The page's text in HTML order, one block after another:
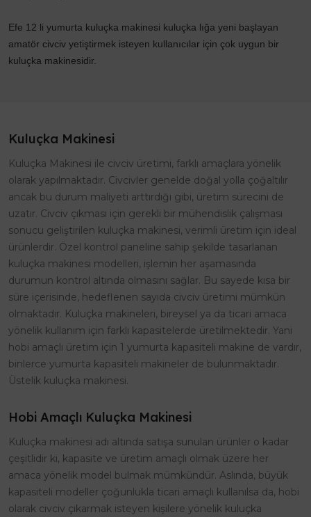
Efe 12 li yumurta kuluçka makinesi kuluçka lığa yeni başlayan
amatör civciv yetiştirmek isteyen kullanıcılar için çok uygun bir
kuluçka makinesidir.
Kuluçka Makinesi
Kuluçka Makinesi ile civciv üretimi, farklı amaçlara yönelik
olarak yapılmaktadır. Civcivler genelde doğal yolla çoğaltılır
ancak bu durum maliyeti arttırdığı gibi, üretim sürecini de
uzatır. Civciv çıkması için gerekli bir mühendislik çalışması
sonucu geliştirilen kuluçka makinesi, verimli üretim için ideal
ürünlerdir. Özel kontrol paneline sahip şekilde tasarlanan
kuluçka makinesi modelleri, işlemin her aşamasında
durumun kontrol altında olmasını sağlar. Bu sayede kısa bir
süre içerisinde, hedeflenen sayıda civciv üretimi mümkün
olmaktadır. Kuluçka makineleri, bireysel ya da ticari amaca
yönelik kullanım için farklı kapasitelerde üretilmektedir. Yani
hobi amaçlı üretim için 1 yumurta kapasiteli makine de vardır,
binlerce yumurta kapasiteli makineler de bulunmaktadır.
Üstelik kuluçka makinesi.
Hobi Amaçlı Kuluçka Makinesi
Kuluçka makinesi adı altında satışa sunulan ürünler o kadar
çeşitlidir ki, kapasite ve üretim amaçlı olmak üzere her
amaca yönelik model bulmak mümkündür. Aslında, büyük
kapasiteli modeller çoğunlukla ticari amaçlı kullanılsa da, hobi
olarak civciv çıkarmak isteyen kişilere yönelik kuluçka